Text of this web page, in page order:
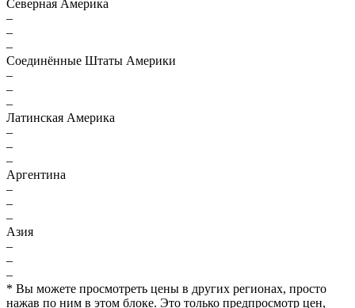
Северная Америка
–
–
–
Соединённые Штаты Америки
–
–
–
Латинская Америка
–
–
–
Аргентина
–
–
–
Азия
–
–
–
* Вы можете просмотреть цены в других регионах, просто
нажав по ним в этом блоке. Это только предпросмотр цен,